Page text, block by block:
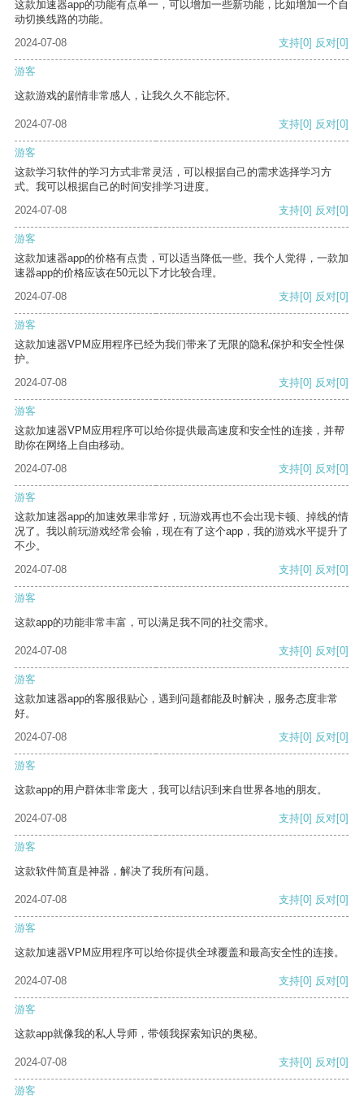
这款加速器app的功能有点单一，可以增加一些新功能，比如增加一个自
动切换线路的功能。
2024-07-08
支持[0] 反对[0]
游客
这款游戏的剧情非常感人，让我久久不能忘怀。
2024-07-08 支持[0] 反对[0]
游客
这款学习软件的学习方式非常灵活，可以根据自己的需求选择学习方
式。我可以根据自己的时间安排学习进度。
2024-07-08
支持[0] 反对[0]
游客
这款加速器app的价格有点贵，可以适当降低一些。我个人觉得，一款加
速器app的价格应该在50元以下才比较合理。
2024-07-08
支持[0] 反对[0]
游客
这款加速器VPM应用程序已经为我们带来了无限的隐私保护和安全性保
护。
2024-07-08
支持[0] 反对[0]
游客
这款加速器VPM应用程序可以给你提供最高速度和安全性的连接，并帮
助你在网络上自由移动。
2024-07-08
支持[0] 反对[0]
游客
这款加速器app的加速效果非常好，玩游戏再也不会出现卡顿、掉线的情
况了。我以前玩游戏经常会输，现在有了这个app，我的游戏水平提升了
不少。
2024-07-08
支持[0] 反对[0]
游客
这款app的功能非常丰富，可以满足我不同的社交需求。
2024-07-08 支持[0] 反对[0]
游客
这款加速器app的客服很贴心，遇到问题都能及时解决，服务态度非常
好。
2024-07-08
支持[0] 反对[0]
游客
这款app的用户群体非常庞大，我可以结识到来自世界各地的朋友。
2024-07-08 支持[0] 反对[0]
游客
这款软件简直是神器，解决了我所有问题。
2024-07-08 支持[0] 反对[0]
游客
这款加速器VPM应用程序可以给你提供全球覆盖和最高安全性的连接。
2024-07-08 支持[0] 反对[0]
游客
这款app就像我的私人导师，带领我探索知识的奥秘。
2024-07-08 支持[0] 反对[0]
游客